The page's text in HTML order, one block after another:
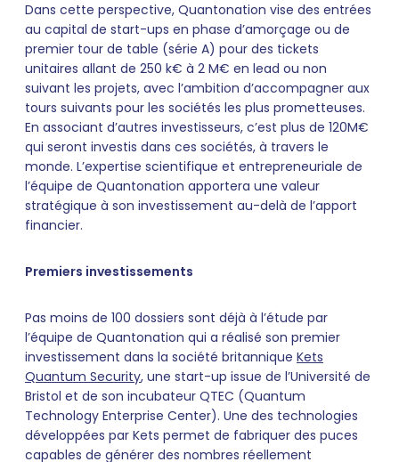
Dans cette perspective, Quantonation vise des entrées
au capital de start-ups en phase d’amorçage ou de
premier tour de table (série A) pour des tickets
unitaires allant de 250 k€ à 2 M€ en lead ou non
suivant les projets, avec l’ambition d’accompagner aux
tours suivants pour les sociétés les plus prometteuses.
En associant d’autres investisseurs, c’est plus de 120M€
qui seront investis dans ces sociétés, à travers le
monde. L’expertise scientifique et entrepreneuriale de
l’équipe de Quantonation apportera une valeur
stratégique à son investissement au-delà de l’apport
financier.
Premiers investissements
Pas moins de 100 dossiers sont déjà à l’étude par
l’équipe de Quantonation qui a réalisé son premier
investissement dans la société britannique Kets
Quantum Security, une start-up issue de l’Université de
Bristol et de son incubateur QTEC (Quantum
Technology Enterprise Center). Une des technologies
développées par Kets permet de fabriquer des puces
capables de générer des nombres réellement